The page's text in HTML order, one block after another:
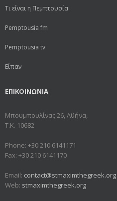
Τι είναι η Πεμπτουσία
Pemptousia fm
Pemptousia tv
Είπαν
ΕΠΙΚΟΙΝΩΝΙΑ
Μπουμπουλίνας 26, Αθήνα,
Τ.Κ. 10682
Phone: +30 210 6141171
Fax: +30 210 6141170
Email: contact@stmaximthegreek.org
Web: stmaximthegreek.org